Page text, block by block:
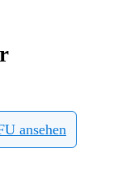
ansehen